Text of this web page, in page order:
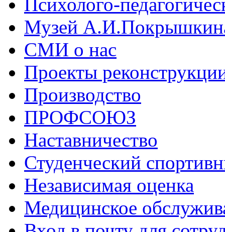
Психолого-
Музей
СМИ о нас
Проекты
Производство
ПРОФСОЮЗ
Наставничество
Студенческий
Независимая оценка
Медицинское